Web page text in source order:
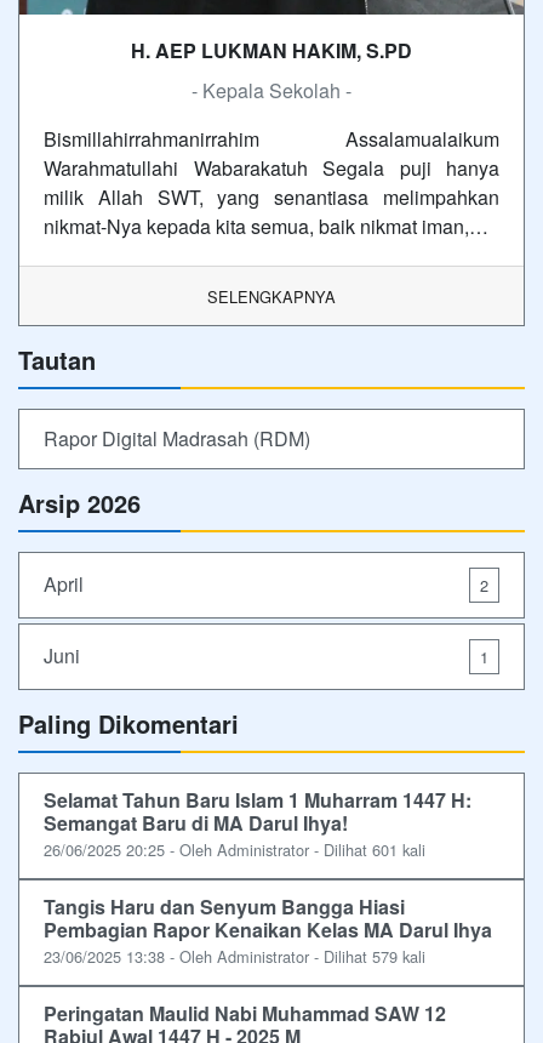
H. AEP LUKMAN HAKIM, S.PD
- Kepala Sekolah -
Bismillahirrahmanirrahim Assalamualaikum
Warahmatullahi Wabarakatuh Segala puji hanya
milik Allah SWT, yang senantiasa melimpahkan
nikmat-Nya kepada kita semua, baik nikmat iman,…
SELENGKAPNYA
Tautan
Rapor Digital Madrasah (RDM)
Arsip 2026
April 2
Juni 1
Paling Dikomentari
Selamat Tahun Baru Islam 1 Muharram 1447 H:
Semangat Baru di MA Darul Ihya!
26/06/2025 20:25 - Oleh Administrator - Dilihat 601 kali
Tangis Haru dan Senyum Bangga Hiasi
Pembagian Rapor Kenaikan Kelas MA Darul Ihya
23/06/2025 13:38 - Oleh Administrator - Dilihat 579 kali
Peringatan Maulid Nabi Muhammad SAW 12
Rabiul Awal 1447 H - 2025 M